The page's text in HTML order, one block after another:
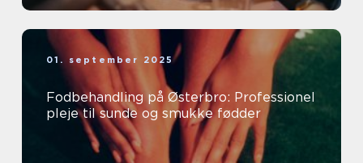
01. september 2025
Fodbehandling på Østerbro: Professionel
pleje til sunde og smukke fødder